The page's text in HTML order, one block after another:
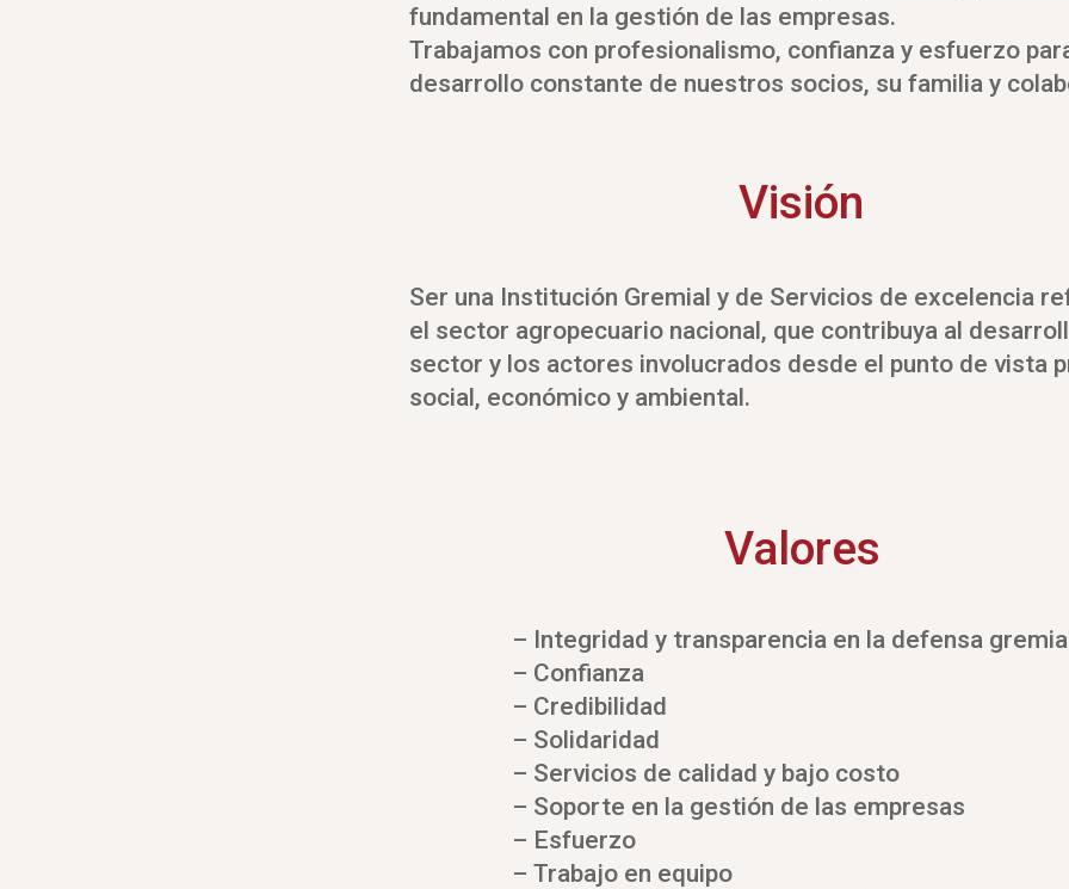
fundamental en la gestión de las empresas.
Trabajamos con profesionalismo, confianza y esfuerzo
desarrollo constante de nuestros socios, su familia y
Visión
Ser una Institución Gremial y de Servicios de excelencia
el sector agropecuario nacional, que contribuya al
sector y los actores involucrados desde el punto de vista
social, económico y ambiental.
Valores
– Integridad y transparencia en la defensa
– Confianza
– Credibilidad
– Solidaridad
– Servicios de calidad y bajo costo
– Soporte en la gestión de las empresas
– Esfuerzo
– Trabajo en equipo